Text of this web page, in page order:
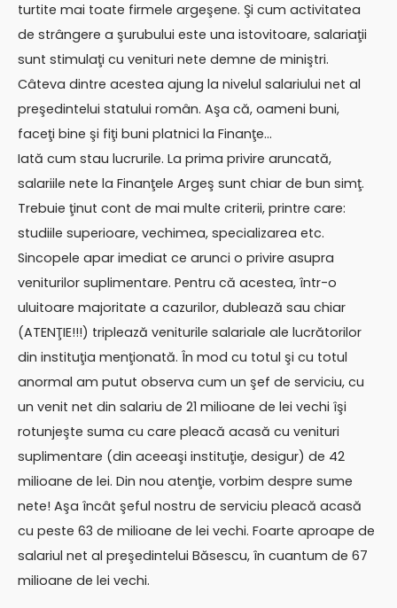
turtite mai toate firmele argeşene. Şi cum activitatea
de strângere a şurubului este una istovitoare, salariaţii
sunt stimulaţi cu venituri nete demne de miniştri.
Câteva dintre acestea ajung la nivelul salariului net al
preşedintelui statului român. Aşa că, oameni buni,
faceţi bine şi fiţi buni platnici la Finanţe…
Iată cum stau lucrurile. La prima privire aruncată,
salariile nete la Finanţele Argeş sunt chiar de bun simţ.
Trebuie ţinut cont de mai multe criterii, printre care:
studiile superioare, vechimea, specializarea etc.
Sincopele apar imediat ce arunci o privire asupra
veniturilor suplimentare. Pentru că acestea, într-o
uluitoare majoritate a cazurilor, dublează sau chiar
(ATENŢIE!!!) triplează veniturile salariale ale lucrătorilor
din instituţia menţionată. În mod cu totul şi cu totul
anormal am putut observa cum un şef de serviciu, cu
un venit net din salariu de 21 milioane de lei vechi îşi
rotunjeşte suma cu care pleacă acasă cu venituri
suplimentare (din aceeaşi instituţie, desigur) de 42
milioane de lei. Din nou atenţie, vorbim despre sume
nete! Aşa încât şeful nostru de serviciu pleacă acasă
cu peste 63 de milioane de lei vechi. Foarte aproape de
salariul net al preşedintelui Băsescu, în cuantum de 67
milioane de lei vechi.